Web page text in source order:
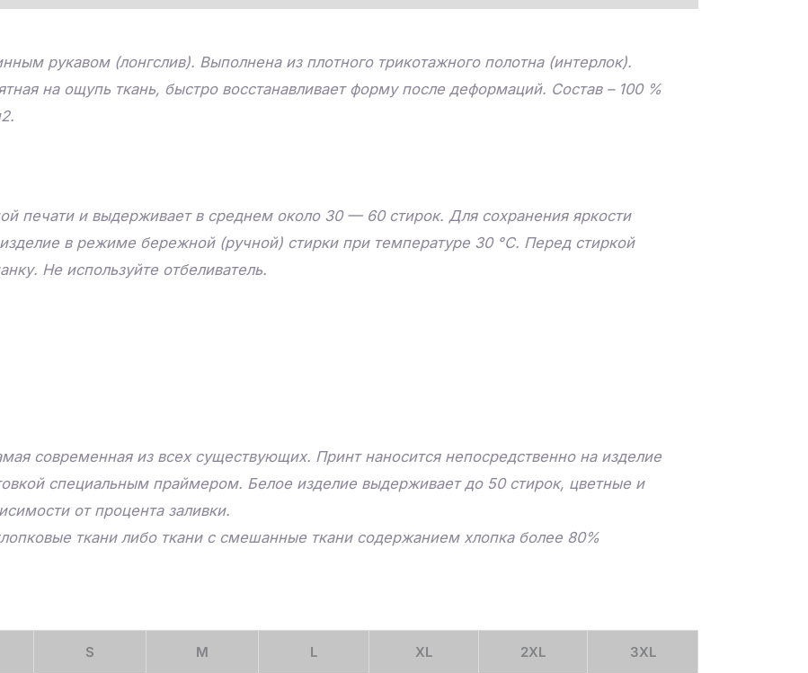
рукавом (лонгслив). Выполнена из плотного трикотажного полотна (интерлок).
на ощупь ткань, быстро восстанавливает форму после деформаций. Состав – 100 %
печати и выдерживает в среднем около 30 — 60 стирок. Для сохранения яркости
в режиме бережной (ручной) стирки при температуре 30 °C. Перед стиркой
Не используйте отбеливатель.
современная из всех существующих. Принт наносится непосредственно на изделие
специальным праймером. Белое изделие выдерживает до 50 стирок, цветные и
от процента заливки.
ткани либо ткани с смешанные ткани содержанием хлопка более 80%
S M L XL 2XL 3XL